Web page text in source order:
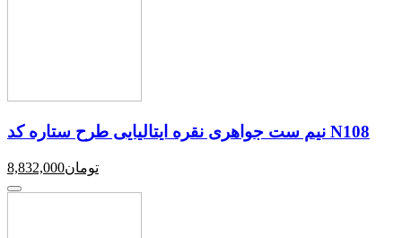
نیم ست جواهری نقره ایتالیایی طرح ستاره کد N108
8,832,000تومان